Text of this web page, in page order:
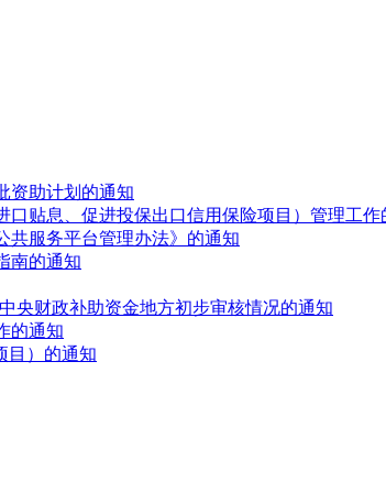
资助计划的通知
口贴息、促进投保出口信用保险项目）管理工作
共服务平台管理办法》的通知
南的通知
央财政补助资金地方初步审核情况的通知
的通知
目）的通知